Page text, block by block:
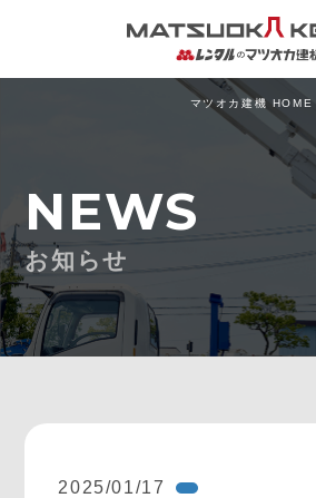
マツオカ建機 HOME
NEWS
お知らせ
2025/01/17